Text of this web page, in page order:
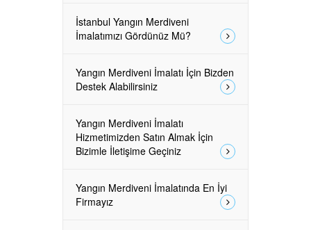
İstanbul Yangın Merdiveni
İmalatımızı Gördünüz Mü?
Yangın Merdiveni İmalatı İçin Bizden
Destek Alabilirsiniz
Yangın Merdiveni İmalatı
Hizmetimizden Satın Almak İçin
Bizimle İletişime Geçiniz
Yangın Merdiveni İmalatında En İyi
Firmayız